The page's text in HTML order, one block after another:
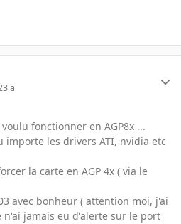
a
fonctionner en AGP8x ...
importe les drivers ATI, nvidia etc
la carte en AGP 4x ( via le
avec bonheur ( attention moi, j'ai
n'ai jamais eu d'alerte sur le port